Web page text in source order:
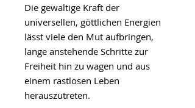
Die gewaltige Kraft der
universellen, göttlichen Energien
lässt viele den Mut aufbringen,
lange anstehende Schritte zur
Freiheit hin zu wagen und aus
einem rastlosen Leben
herauszutreten.